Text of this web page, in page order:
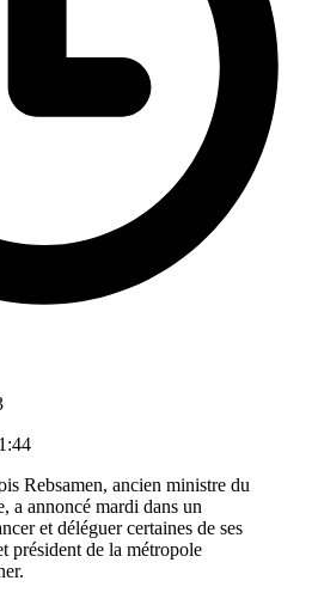
Rebsamen, ancien ministre du
a annoncé mardi dans un
et déléguer certaines de ses
président de la métropole